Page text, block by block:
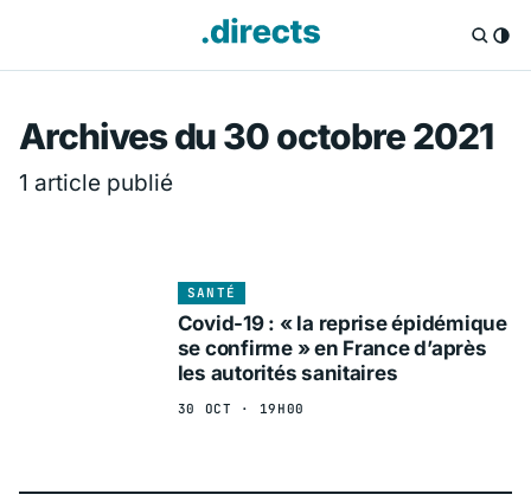
Directs.fr —
Archives du 30 octobre 2021
1 article publié
SANTÉ
Covid-19 : « la reprise épidémique
se confirme » en France d’après
les autorités sanitaires
30 OCT · 19H00